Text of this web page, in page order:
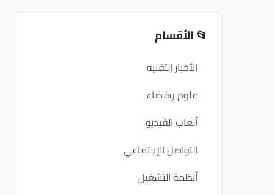
📂 الأقسام
الأخبار التقنية
علوم وفضاء
ألعاب الفيديو
التواصل الإجتماعي
أنظمة التشغيل